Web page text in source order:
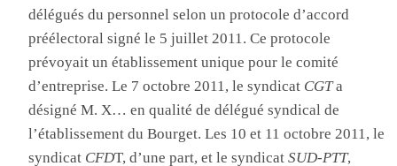
délégués du personnel selon un protocole d’accord
préélectoral signé le 5 juillet 2011. Ce protocole
prévoyait un établissement unique pour le comité
d’entreprise. Le 7 octobre 2011, le syndicat CGTa
désigné M. X… en qualité de délégué syndical de
l’établissement du Bourget. Les 10 et 11 octobre 2011, le
syndicat CFDT, d’une part, et le syndicatSUD-PTT,